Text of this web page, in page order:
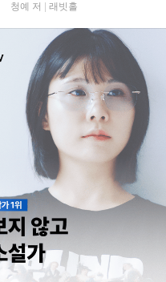
청예 저 래빗홀